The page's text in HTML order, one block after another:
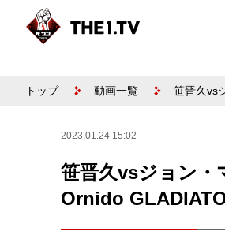
トップ 動画一覧 笹晋久vs
2023.01.24 15:02
笹晋久vsジョン
Ornido